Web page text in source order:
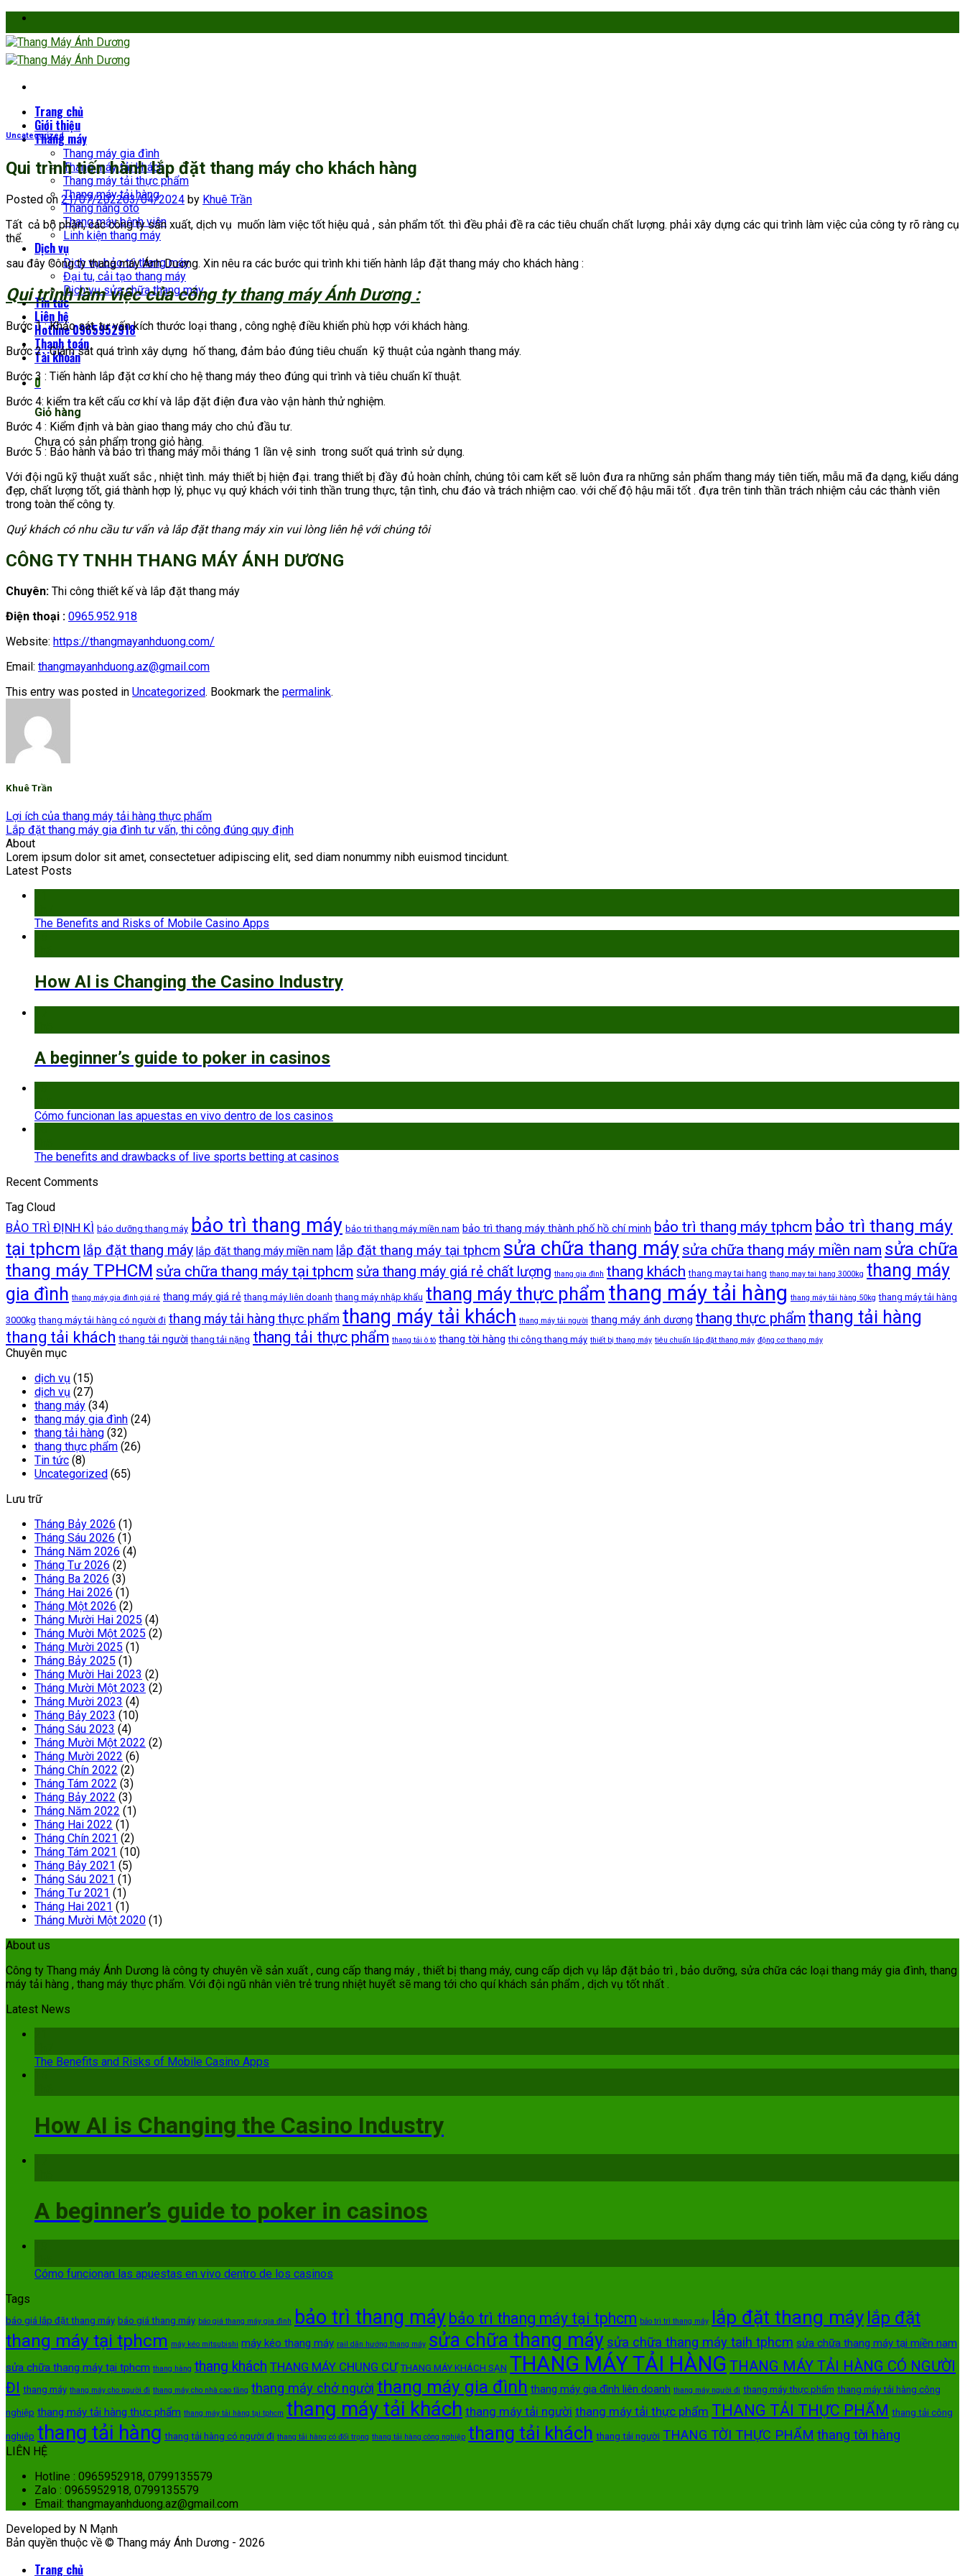
Skip
to
content
Trang chủ
Giới thiệu
Thang máy
Thang máy gia đình
Thang máy tải khách
Thang máy tải thực phẩm
Thang máy tải hàng
Thang nâng oto
Thang máy bệnh viện
Linh kiện thang máy
Dịch vụ
Dịch vụ bảo trì thang máy
Đại tu, cải tạo thang máy
Dịch vụ sửa chữa thang máy
Tin tức
Liên hệ
Hotline 0965952918
Thanh toán
Tài khoản
0
Giỏ hàng
Chưa có sản phẩm trong giỏ hàng.
Uncategorized
Qui trình tiến hành lắp đặt thang máy cho khách hàng
Posted on 21/07/202203/04/2024 by Khuê Trần
Tất cả bộ phận, các công ty sản xuất, dịch vụ muốn làm việc tốt hiệu quả , sản phẩm tốt. thì đều phải đề ra các tiêu chuẩn chất lượng. phải xây dựng các qui trình làm việc của công ty rõ ràng cụ
thể.
sau đây Công ty thang máy Ánh Dương. Xin nêu ra các bước qui trình khi tiến hành lắp đặt thang máy cho khách hàng :
Qui trình làm việc của công ty thang máy Ánh Dương :
Bước 1 : Khảo sát, tư vấn kích thước loại thang , công nghệ điều khiển phù hợp với khách hàng.
Bước 2 : Giám sát quá trình xây dựng hố thang, đảm bảo đúng tiêu chuẩn kỹ thuật của ngành thang máy.
Bước 3 : Tiến hành lắp đặt cơ khí cho hệ thang máy theo đúng qui trình và tiêu chuẩn kĩ thuật.
Bước 4: kiểm tra kết cấu cơ khí và lắp đặt điện đưa vào vận hành thử nghiệm.
Bước 4 : Kiểm định và bàn giao thang máy cho chủ đầu tư.
Bước 5 : Bảo hành và bảo trì thang máy mỗi tháng 1 lần vệ sinh trong suốt quá trình sử dụng.
Với đội ngũ kỹ thuật xuất sắc , nhiệt tình. máy thiết bị hiện đại. trang thiết bị đầy đủ hoàn chỉnh, chúng tôi cam kết sẽ luôn đưa ra những sản phẩm thang máy tiên tiến, mẫu mã đa dạng, kiểu dáng
đẹp, chất lượng tốt, giá thành hợp lý, phục vụ quý khách với tinh thần trung thực, tận tình, chu đáo và trách nhiệm cao. với chế độ hậu mãi tốt . đựa trên tinh thần trách nhiệm cảu các thành viên
trong toàn thể công ty.
Quý khách có nhu cầu tư vấn và lắp đặt thang máy xin vui lòng liên hệ với chúng tôi
CÔNG TY TNHH THANG MÁY ÁNH DƯƠNG
Chuyên: Thi công thiết kế và lắp đặt thang máy
Điện thoại : 0965.952.918
Website: https://thangmayanhduong.com/
Email: thangmayanhduong.az@gmail.com
This entry was posted in Uncategorized. Bookmark the permalink.
Khuê Trần
Lợi ích của thang máy tải hàng thực phẩm
Lắp đặt thang máy gia đình tư vấn, thi công đúng quy định
About
Lorem ipsum dolor sit amet, consectetuer adipiscing elit, sed diam nonummy nibh euismod tincidunt.
Latest Posts
The Benefits and Risks of Mobile Casino Apps
How AI is Changing the Casino Industry
A beginner’s guide to poker in casinos
Cómo funcionan las apuestas en vivo dentro de los casinos
The benefits and drawbacks of live sports betting at casinos
Recent Comments
Tag Cloud
BẢO TRÌ ĐỊNH KÌ bảo dưỡng thang máy bảo trì thang máy bảo trì thang máy miền nam bảo trì thang máy thành phố hồ chí minh bảo trì thang máy tphcm bảo trì thang máy
tại tphcm lắp đặt thang máy lắp đặt thang máy miền nam lắp đặt thang máy tại tphcm sửa chữa thang máy sửa chữa thang máy miền nam sửa chữa
thang máy TPHCM sửa chữa thang máy tại tphcm sửa thang máy giá rẻ chất lượng thang gia đình thang khách thang may tai hang thang may tai hang 3000kg thang máy
gia đình thang máy gia đình giá rẻ thang máy giá rẻ thang máy liên doanh thang máy nhập khẩu thang máy thực phẩm thang máy tải hàng thang máy tải hàng 50kg thang máy tải hàng
3000kg thang máy tải hàng có người đi thang máy tải hàng thực phẩm thang máy tải khách thang máy tải người thang máy ánh dương thang thực phẩm thang tải hàng
thang tải khách thang tải người thang tải nặng thang tải thực phẩm thang tải ô tô thang tời hàng thi công thang máy thiết bị thang máy tiêu chuẩn lắp đặt thang máy động cơ thang máy
Chuyên mục
dịch vụ (15)
dịch vụ (27)
thang máy (34)
thang máy gia đình (24)
thang tải hàng (32)
thang thực phẩm (26)
Tin tức (8)
Uncategorized (65)
Lưu trữ
Tháng Bảy 2026 (1)
Tháng Sáu 2026 (1)
Tháng Năm 2026 (4)
Tháng Tư 2026 (2)
Tháng Ba 2026 (3)
Tháng Hai 2026 (1)
Tháng Một 2026 (2)
Tháng Mười Hai 2025 (4)
Tháng Mười Một 2025 (2)
Tháng Mười 2025 (1)
Tháng Bảy 2025 (1)
Tháng Mười Hai 2023 (2)
Tháng Mười Một 2023 (2)
Tháng Mười 2023 (4)
Tháng Bảy 2023 (10)
Tháng Sáu 2023 (4)
Tháng Mười Một 2022 (2)
Tháng Mười 2022 (6)
Tháng Chín 2022 (2)
Tháng Tám 2022 (3)
Tháng Bảy 2022 (3)
Tháng Năm 2022 (1)
Tháng Hai 2022 (1)
Tháng Chín 2021 (2)
Tháng Tám 2021 (10)
Tháng Bảy 2021 (5)
Tháng Sáu 2021 (1)
Tháng Tư 2021 (1)
Tháng Hai 2021 (1)
Tháng Mười Một 2020 (1)
About us
Công ty Thang máy Ánh Dương là công ty chuyên về sản xuất , cung cấp thang máy , thiết bị thang máy, cung cấp dịch vụ lắp đặt bảo trì , bảo dưỡng, sửa chữa các loại thang máy gia đình, thang
máy tải hàng , thang máy thực phẩm. Với đội ngũ nhân viên trẻ trung nhiệt huyết sẽ mang tới cho quí khách sản phẩm , dịch vụ tốt nhất .
Latest News
The Benefits and Risks of Mobile Casino Apps
How AI is Changing the Casino Industry
A beginner’s guide to poker in casinos
Cómo funcionan las apuestas en vivo dentro de los casinos
Tags
báo giá lắp đặt thang máy báo giá thang máy báo giá thang máy gia đình bảo trì thang máy bảo trì thang máy tại tphcm bảo trì trì thang máy lắp đặt thang máy lắp đặt
thang máy tại tphcm máy kéo mitsubishi máy kéo thang máy rail dãn hướng thang máy sửa chữa thang máy sửa chữa thang máy taih tphcm sửa chữa thang máy tại miền nam
sửa chữa thang máy tại tphcm thang hàng thang khách THANG MÁY CHUNG CƯ THANG MÁY KHÁCH SẠN THANG MÁY TẢI HÀNG THANG MÁY TẢI HÀNG CÓ NGƯỜI
ĐI thang máy thang máy cho người đi thang máy cho nhà cao tầng thang máy chở người thang máy gia đình thang máy gia đình liên doanh thang máy người đi thang máy thực phẩm thang máy tải hàng công
nghiệp thang máy tải hàng thực phẩm thang máy tải hàng tại tphcm thang máy tải khách thang máy tải người thang máy tải thực phẩm THANG TẢI THỰC PHẨM thang tải công
nghiệp thang tải hàng thang tải hàng có người đi thang tải hàng có đối trọng thang tải hàng công nghiệp thang tải khách thang tải người THANG TỜI THỰC PHẨM thang tời hàng
LIÊN HỆ
Hotline : 0965952918, 0799135579
Zalo : 0965952918, 0799135579
Email: thangmayanhduong.az@gmail.com
Developed by N Mạnh
Bản quyền thuộc về © Thang máy Ánh Dương - 2026
Trang chủ